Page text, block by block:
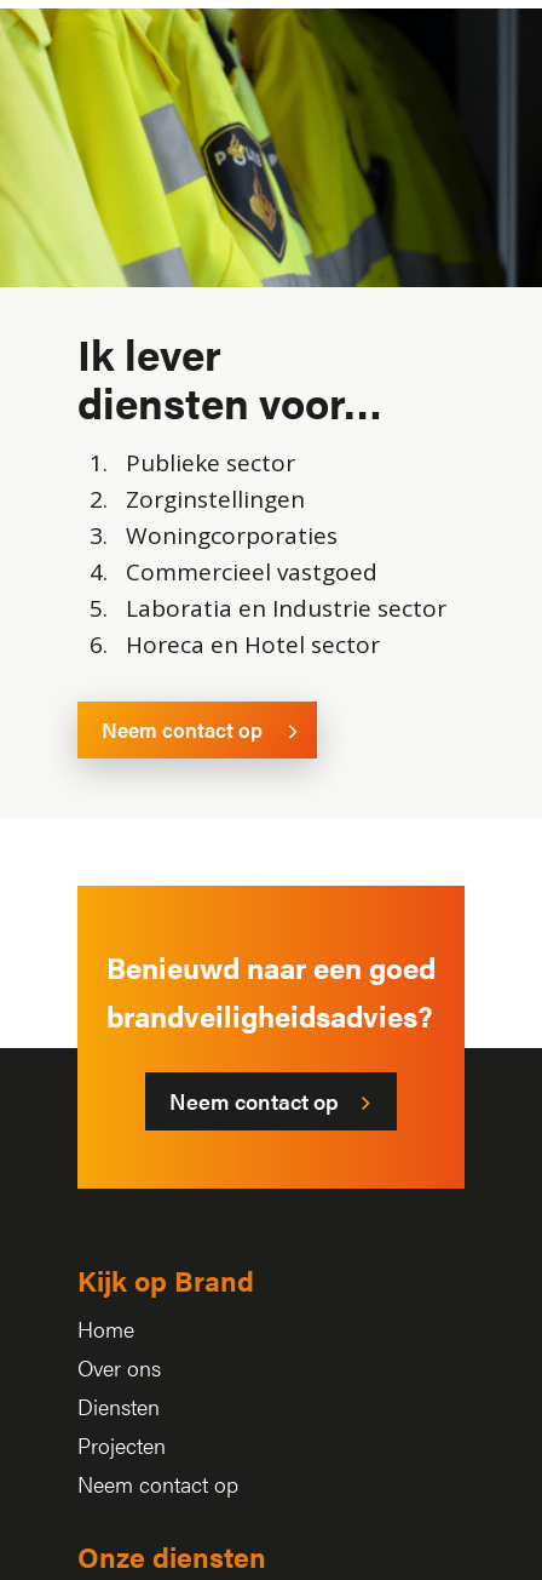
Ik lever
diensten voor…
Publieke sector
Zorginstellingen
Woningcorporaties
Commercieel vastgoed
Laboratia en Industrie sector
Horeca en Hotel sector
Neem contact op
Benieuwd naar een goed
brandveiligheidsadvies?
Neem contact op
Kijk op Brand
Home
Over ons
Diensten
Projecten
Neem contact op
Onze diensten